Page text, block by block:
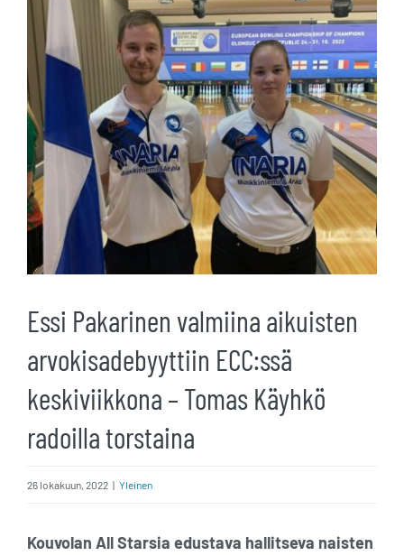
Essi Pakarinen valmiina aikuisten
arvokisadebyyttiin ECC:ssä
keskiviikkona – Tomas Käyhkö
radoilla torstaina
26 lokakuun, 2022 | Yleinen
Kouvolan All Starsia edustava hallitseva naisten